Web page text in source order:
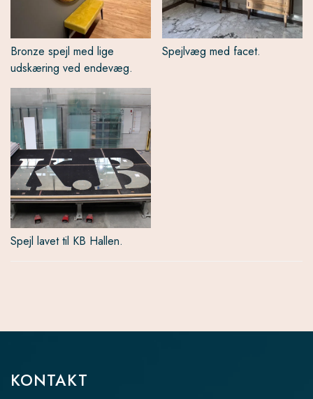
Bronze spejl med lige
udskæring ved endevæg.
Spejlvæg med facet.
Spejl lavet til KB Hallen.
KONTAKT